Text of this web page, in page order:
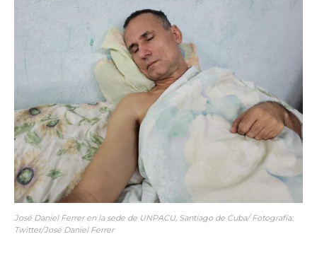
José Daniel Ferrer en la sede de UNPACU, Santiago de Cuba/ Fotografía:
Twitter/José Daniel Ferrer